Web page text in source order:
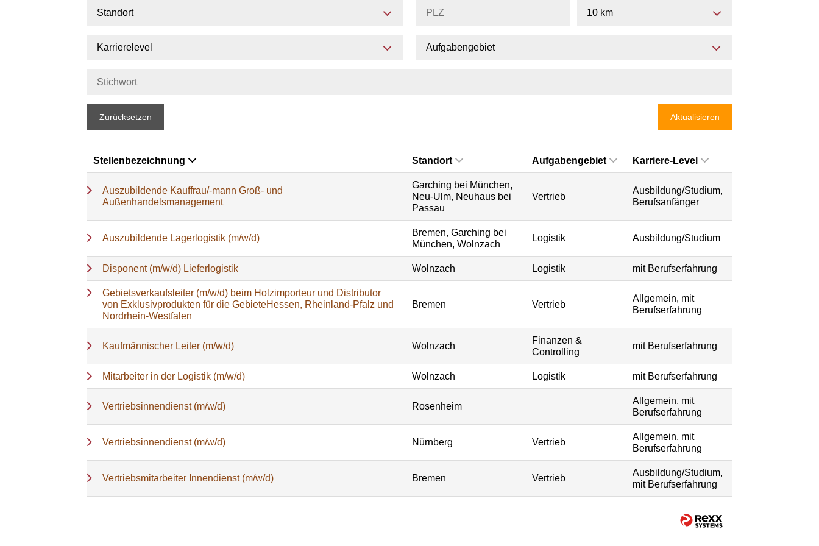
Standort 10 km
Karrierelevel Aufgabengebiet
Zurücksetzen Aktualisieren
Stellenbezeichnung Standort Aufgabengebiet Karriere-Level
Auszubildende Kauffrau/-mann Groß- und
Außenhandelsmanagement
Garching bei München,
Neu-Ulm, Neuhaus bei
Passau
Vertrieb
Ausbildung/Studium,
Berufsanfänger
Auszubildende Lagerlogistik (m/w/d)
Bremen, Garching bei
München, Wolnzach
Logistik Ausbildung/Studium
Disponent (m/w/d) Lieferlogistik Wolnzach Logistik mit Berufserfahrung
Gebietsverkaufsleiter (m/w/d) beim Holzimporteur und Distributor
von Exklusivprodukten für die GebieteHessen, Rheinland-Pfalz und
Nordrhein-Westfalen
Bremen Vertrieb
Allgemein, mit
Berufserfahrung
Kaufmännischer Leiter (m/w/d) Wolnzach
Finanzen &
Controlling
mit Berufserfahrung
Mitarbeiter in der Logistik (m/w/d) Wolnzach Logistik mit Berufserfahrung
Vertriebsinnendienst (m/w/d) Rosenheim
Allgemein, mit
Berufserfahrung
Vertriebsinnendienst (m/w/d) Nürnberg Vertrieb
Allgemein, mit
Berufserfahrung
Vertriebsmitarbeiter Innendienst (m/w/d) Bremen Vertrieb
Ausbildung/Studium,
mit Berufserfahrung